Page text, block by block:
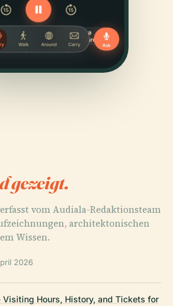
gezeigt.
vom Audiala-Redaktionsteam
architektonischen
Wissen.
2026
Visiting Hours, History, and Tickets for